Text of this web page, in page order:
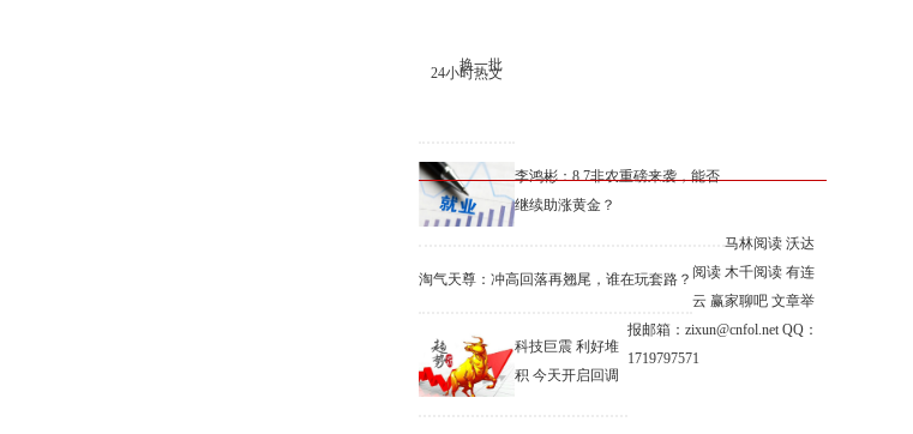
24小时热文
换一批
李鸿彬：8.7非农重磅来袭，能否
继续助涨黄金？
淘气天尊：冲高回落再翘尾，谁在玩套路？
科技巨震 利好堆
积 今天开启回调
马林阅读 沃达
阅读 木千阅读 有连
云 赢家聊吧 文章举
报邮箱：zixun@cnfol.net QQ：
1719797571